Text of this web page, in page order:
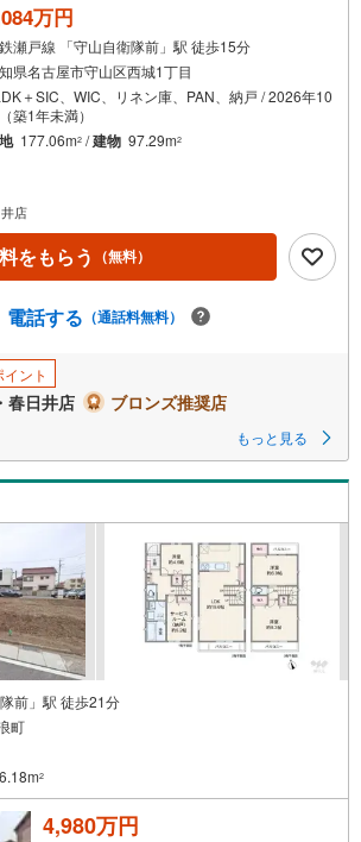
万円
瀬戸線 「守山自衛隊前」駅 徒歩15分
県名古屋市守山区西城1丁目
＋SIC、WIC、リネン庫、PAN、納戸 / 2026年10
築1年未満）
177.06m2 /建物 97.29m2
店
をもらう （無料）
電話する （通話料無料）
ント
春日井店 ブロンズ推奨店
もっと見る
前」駅 徒歩21分
町
2
4,980万円